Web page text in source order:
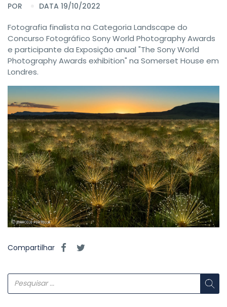
POR DATA 19/10/2022
Fotografia finalista na Categoria Landscape do
Concurso Fotográfico Sony World Photography Awards
e participante da Exposição anual "The Sony World
Photography Awards exhibition" na Somerset House em
Londres.
Compartilhar